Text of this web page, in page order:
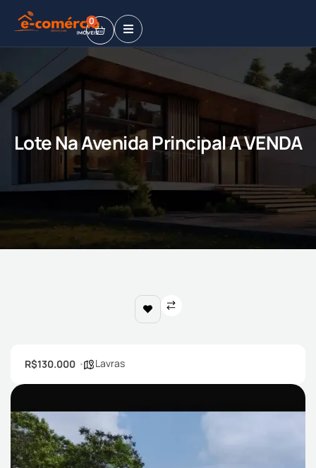
0
Lote Na Avenida Principal A VENDA
R$130.000 Lavras